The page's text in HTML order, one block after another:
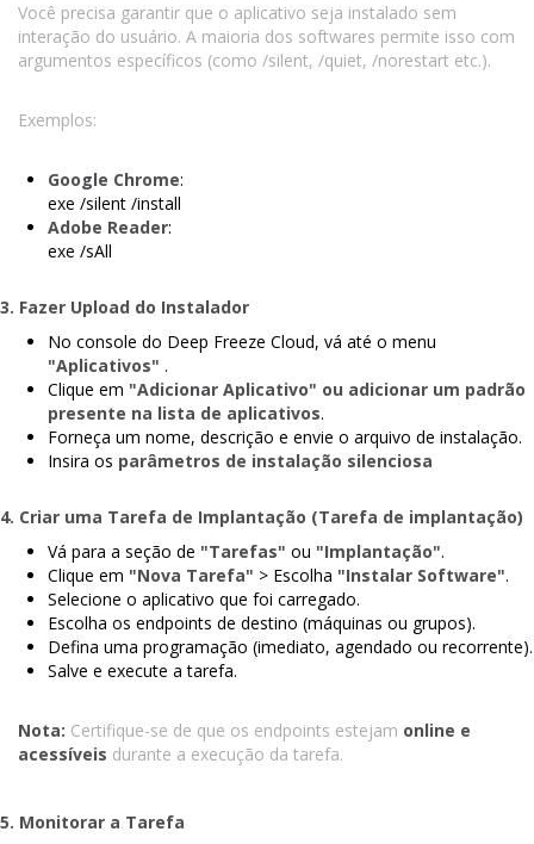
Você precisa garantir que o aplicativo seja instalado sem
interação do usuário. A maioria dos softwares permite isso com
argumentos específicos (como /silent, /quiet, /norestart etc.).
Exemplos:
Google Chrome:
exe /silent /install
Adobe Reader:
exe /sAll
3. Fazer Upload do Instalador
No console do Deep Freeze Cloud, vá até o menu
"Aplicativos" .
Clique em "Adicionar Aplicativo" ou adicionar um padrão
presente na lista de aplicativos.
Forneça um nome, descrição e envie o arquivo de instalação.
Insira os parâmetros de instalação silenciosa
4. Criar uma Tarefa de Implantação (Tarefa de implantação)
Vá para a seção de "Tarefas" ou "Implantação".
Clique em "Nova Tarefa" > Escolha "Instalar Software".
Selecione o aplicativo que foi carregado.
Escolha os endpoints de destino (máquinas ou grupos).
Defina uma programação (imediato, agendado ou recorrente).
Salve e execute a tarefa.
Nota: Certifique-se de que os endpoints estejam online e
acessíveis durante a execução da tarefa.
5. Monitorar a Tarefa